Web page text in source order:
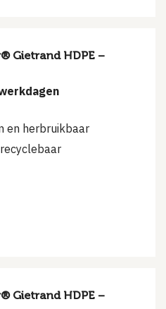
Gietrand HDPE –
en herbruikbaar
Gietrand HDPE –